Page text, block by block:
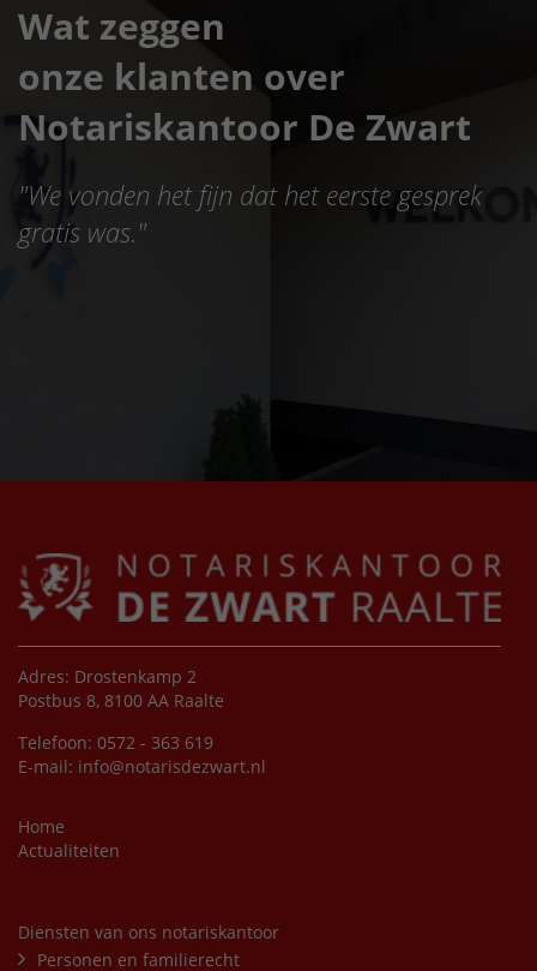
Wat zeggen
onze klanten over
Notariskantoor De Zwart
"We vonden het fijn dat het eerste gesprek
gratis was."
Adres: Drostenkamp 2
Postbus 8, 8100 AA Raalte
Telefoon: 0572 - 363 619
E-mail: info@notarisdezwart.nl
Home
Actualiteiten
Diensten van ons notariskantoor
Personen en familierecht